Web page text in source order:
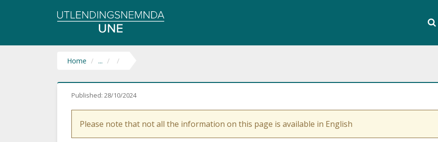
Utlendingsnemnda
UNE
the
Home ...
Published: 28/10/2024
Please note that not all the information on this page is available in English